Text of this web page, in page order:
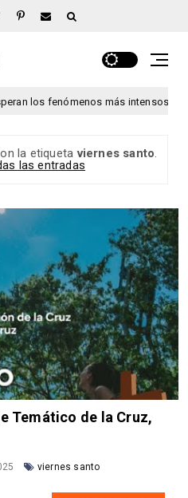
los fenómenos más intensos
la etiqueta viernes santo.
las entradas
Temático de la Cruz,
viernes santo